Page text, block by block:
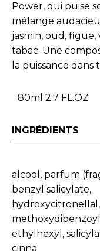
Power, qui puise
mélange
jasmin, oud,
tabac. Une
la puissance
80ml 2.7 FL.OZ
INGRÉDIENTS
alcool, parfum
benzyl salicylate,
ethylhexyl,
cinna